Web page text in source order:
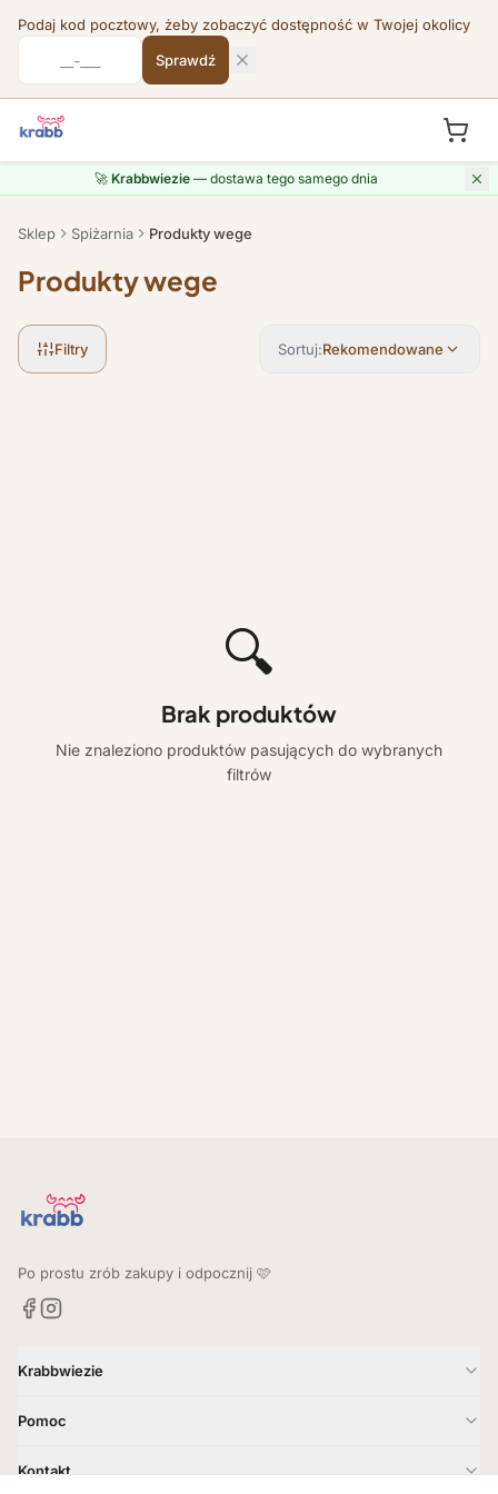
Podaj kod pocztowy, żeby zobaczyć dostępność w Twojej okolicy
Sprawdź
Przejdź do treści
🚀 Krabbwiezie— dostawa tego samego dnia
Sklep Spiżarnia Produkty wege
Produkty wege
Filtry Sortuj:Rekomendowane
🔍
Brak produktów
Nie znaleziono produktów pasujących do wybranych
filtrów
Po prostu zrób zakupy i odpocznij 🩷
Krabbwiezie
Godziny i zasady
Pomoc
Kontakt